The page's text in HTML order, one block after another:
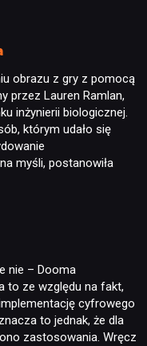
obrazu z gry z pomocą
przez Lauren Ramlan,
inżynierii biologicznej.
którym udało się
myśli, postanowiła
nie – Dooma
to ze względu na fakt,
cyfrowego
to jednak, że dla
zastosowania. Wręcz